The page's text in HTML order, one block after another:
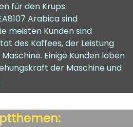
für den Krups
Arabica sind
meisten Kunden sind
des Kaffees, der Leistung
Einige Kunden loben
der Maschine und